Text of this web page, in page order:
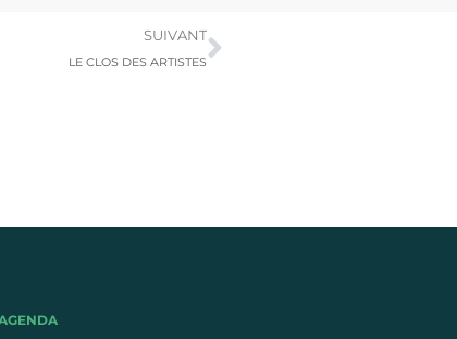
SUIVANT
LE CLOS DES ARTISTES